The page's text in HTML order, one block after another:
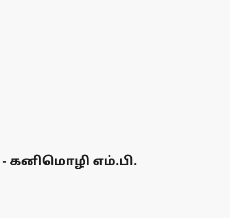
கனிமொழி எம்.பி.